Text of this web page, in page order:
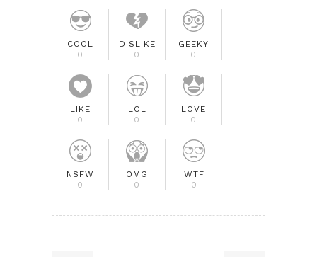
COOL
0
DISLIKE
0
GEEKY
0
LIKE
0
LOL
0
LOVE
0
NSFW
0
OMG
0
WTF
0